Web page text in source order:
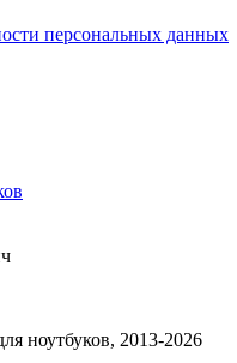
персональных данных
ноутбуков, 2013-2026